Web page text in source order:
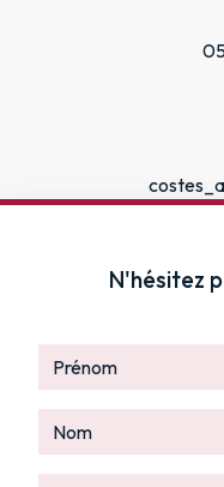
N'hésitez